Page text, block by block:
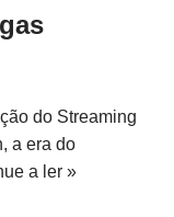
do Streaming
a era do
a ler »